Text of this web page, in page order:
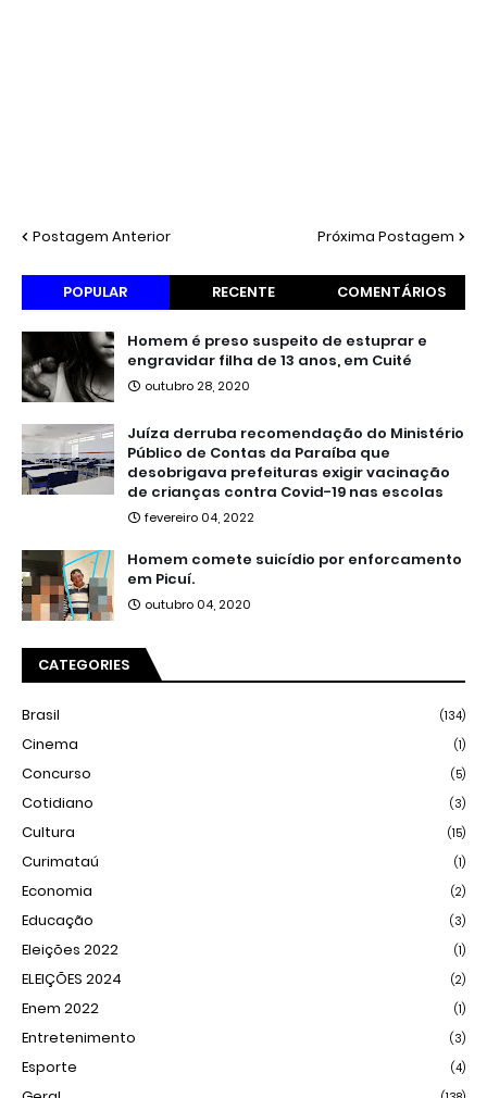
Postagem Anterior Próxima Postagem
POPULAR RECENTE COMENTÁRIOS
Homem é preso suspeito de estuprar e
engravidar filha de 13 anos, em Cuité
outubro 28, 2020
Juíza derruba recomendação do Ministério
Público de Contas da Paraíba que
desobrigava prefeituras exigir vacinação
de crianças contra Covid-19 nas escolas
fevereiro 04, 2022
Homem comete suicídio por enforcamento
em Picuí.
outubro 04, 2020
CATEGORIES
Brasil (134)
Cinema (1)
Concurso (5)
Cotidiano (3)
Cultura (15)
Curimataú (1)
Economia (2)
Educação (3)
Eleições 2022 (1)
ELEIÇÕES 2024 (2)
Enem 2022 (1)
Entretenimento (3)
Esporte (4)